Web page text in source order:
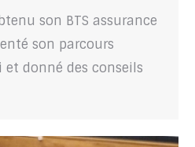
son BTS assurance
son parcours
et donné des conseils